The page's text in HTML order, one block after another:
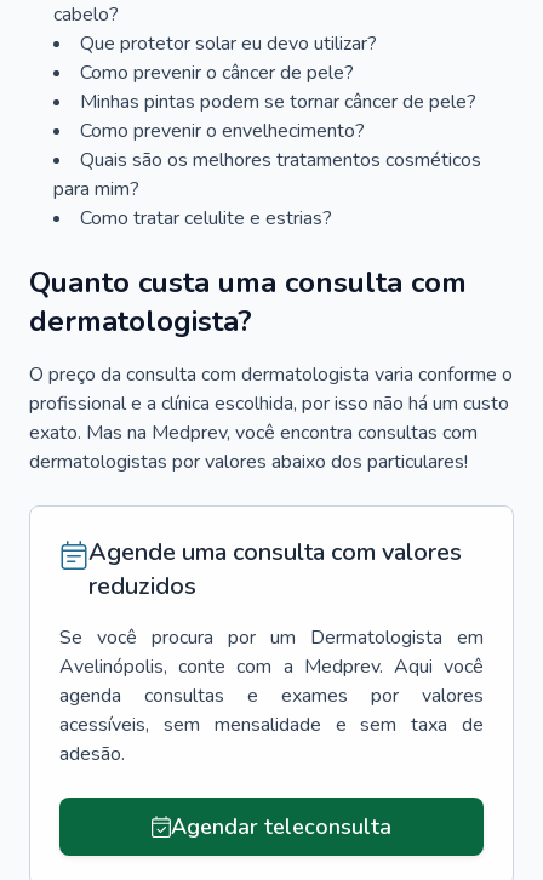
cabelo?
Que protetor solar eu devo utilizar?
Como prevenir o câncer de pele?
Minhas pintas podem se tornar câncer de pele?
Como prevenir o envelhecimento?
Quais são os melhores tratamentos cosméticos
para mim?
Como tratar celulite e estrias?
Quanto custa uma consulta com
dermatologista?
O preço da consulta com dermatologista varia conforme o
profissional e a clínica escolhida, por isso não há um custo
exato. Mas na Medprev, você encontra consultas com
dermatologistas por valores abaixo dos particulares!
Agende uma consulta com valores
reduzidos
Se você procura por um Dermatologista em
Avelinópolis, conte com a Medprev. Aqui você
agenda consultas e exames por valores
acessíveis, sem mensalidade e sem taxa de
adesão.
Agendar teleconsulta